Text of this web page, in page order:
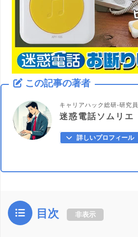
この記事の著者
キャリアハック総研-研究員
迷惑電話ソムリエ
詳しいプロフィール
目次 非表示